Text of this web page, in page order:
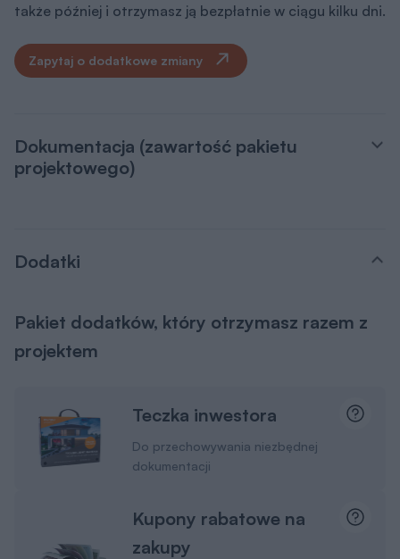
także później i otrzymasz ją bezpłatnie w ciągu kilku dni.
Zapytaj o dodatkowe zmiany
Dokumentacja (zawartość pakietu
projektowego)
Dodatki
Pakiet dodatków, który otrzymasz razem z
projektem
Teczka inwestora
Do przechowywania niezbędnej
dokumentacji
Kupony rabatowe na
zakupy